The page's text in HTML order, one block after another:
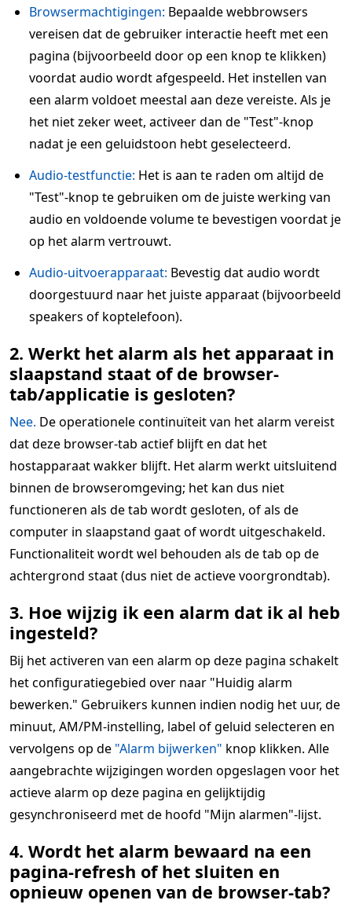
Browsermachtigingen: Bepaalde webbrowsers
vereisen dat de gebruiker interactie heeft met een
pagina (bijvoorbeeld door op een knop te klikken)
voordat audio wordt afgespeeld. Het instellen van
een alarm voldoet meestal aan deze vereiste. Als je
het niet zeker weet, activeer dan de "Test"-knop
nadat je een geluidstoon hebt geselecteerd.
Audio-testfunctie: Het is aan te raden om altijd de
"Test"-knop te gebruiken om de juiste werking van
audio en voldoende volume te bevestigen voordat je
op het alarm vertrouwt.
Audio-uitvoerapparaat: Bevestig dat audio wordt
doorgestuurd naar het juiste apparaat (bijvoorbeeld
speakers of koptelefoon).
2. Werkt het alarm als het apparaat in
slaapstand staat of de browser-
tab/applicatie is gesloten?
Nee. De operationele continuïteit van het alarm vereist
dat deze browser-tab actief blijft en dat het
hostapparaat wakker blijft. Het alarm werkt uitsluitend
binnen de browseromgeving; het kan dus niet
functioneren als de tab wordt gesloten, of als de
computer in slaapstand gaat of wordt uitgeschakeld.
Functionaliteit wordt wel behouden als de tab op de
achtergrond staat (dus niet de actieve voorgrondtab).
3. Hoe wijzig ik een alarm dat ik al heb
ingesteld?
Bij het activeren van een alarm op deze pagina schakelt
het configuratiegebied over naar "Huidig alarm
bewerken." Gebruikers kunnen indien nodig het uur, de
minuut, AM/PM-instelling, label of geluid selecteren en
vervolgens op de "Alarm bijwerken" knop klikken. Alle
aangebrachte wijzigingen worden opgeslagen voor het
actieve alarm op deze pagina en gelijktijdig
gesynchroniseerd met de hoofd "Mijn alarmen"-lijst.
4. Wordt het alarm bewaard na een
pagina-refresh of het sluiten en
opnieuw openen van de browser-tab?